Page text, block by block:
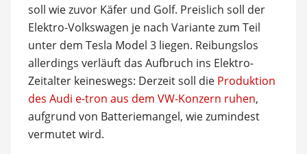
soll wie zuvor Käfer und Golf. Preislich soll der
Elektro-Volkswagen je nach Variante zum Teil
unter dem Tesla Model 3 liegen. Reibungslos
allerdings verläuft das Aufbruch ins Elektro-
Zeitalter keineswegs: Derzeit soll die Produktion
des Audi e-tron aus dem VW-Konzern ruhen,
aufgrund von Batteriemangel, wie zumindest
vermutet wird.